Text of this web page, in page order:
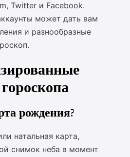
Twitter и Facebook.
может дать вам
и разнообразные
рождения?
натальная карта,
снимок неба в момент